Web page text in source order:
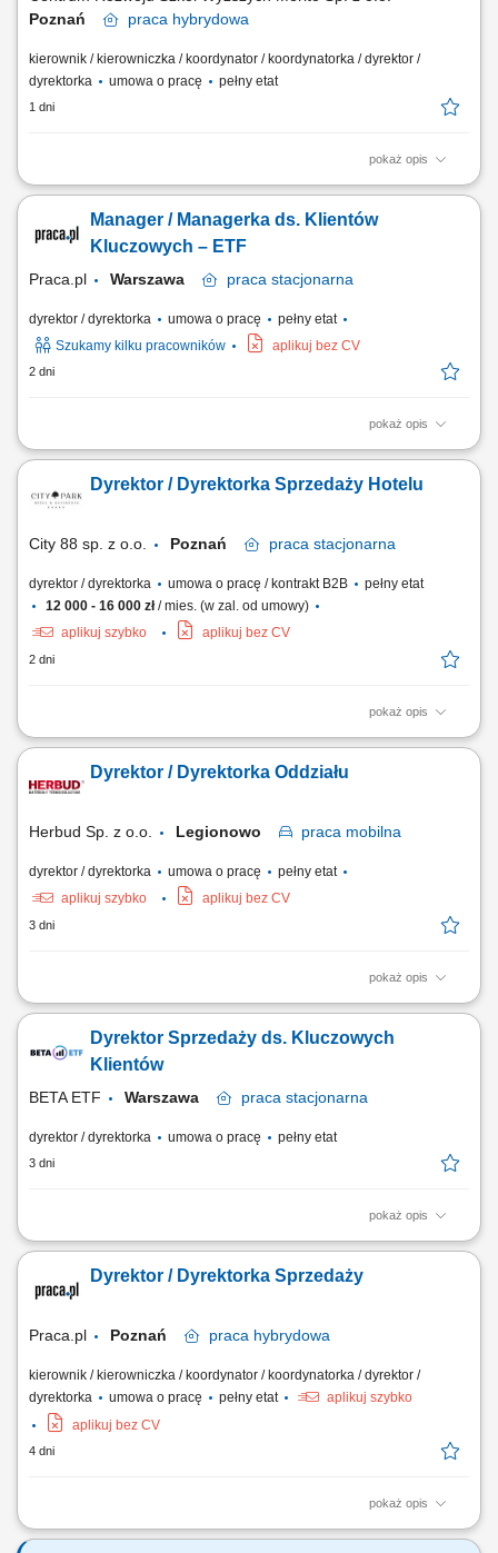
Poznań
praca hybrydowa
kierownik / kierowniczka / koordynator / koordynatorka / dyrektor /
dyrektorka
umowa o pracę pełny etat
1 dni
pokaż opis
Zakres obowiązków: Współtworzenie i realizacja strategii sprzedaży
oraz inicjatyw wspierających rozwój sprzedaży. Tworzenie polityk
sprzedażowych i cenowych (w tym narzędzi do promocji).
Manager / Managerka ds. Klientów
Kluczowych – ETF
Praca.pl Warszawa praca stacjonarna
dyrektor / dyrektorka umowa o pracę
pełny etat
Szukamy kilku pracowników
aplikuj bez CV
2 dni
pokaż opis
Opis stanowiska Odpowiedzialność za rozwój biznesu w obszarze
instytucjonalnymi oraz partnerami biznesowymi. Realizacja strategii
sprzedażowej i zwiększanie wartości aktywów powierzonych produktów.
Dyrektor / Dyrektorka Sprzedaży Hotelu
City 88 sp. z o.o. Poznań praca stacjonarna
dyrektor / dyrektorka umowa o pracę / kontrakt B2B
pełny etat
12 000 - 16 000 zł/ mies. (w zal. od umowy)
aplikuj szybko
aplikuj bez CV
2 dni
pokaż opis
Odpowiedzialność za realizację strategii sprzedażowej hotelu oraz
konferencji, eventów, gastronomii i usług dodatkowych; Aktywne
pozyskiwanie nowych klientów w segmentach corporate, MICE, leisure,
Dyrektor / Dyrektorka Oddziału
Herbud Sp. z o.o. Legionowo praca mobilna
dyrektor / dyrektorka umowa o pracę
pełny etat
aplikuj szybko
aplikuj bez CV
3 dni
pokaż opis
Opis stanowiska Kompleksowe zarządzanie codzienną pracą oraz
Koordynowanie działań zespołu handlowców, wyznaczanie celów
sprzedażowych oraz bieżący monitoring trendów rynkowych.
Dyrektor Sprzedaży ds. Kluczowych
Klientów
BETA ETF Warszawa praca stacjonarna
dyrektor / dyrektorka umowa o pracę pełny etat
3 dni
pokaż opis
Twoja misja, czyli czym będziesz się zajmować: Partnerstwo na lata:
Utrzymujemy najwyższe standardy, ale stawiamy na partnerski model
współpracy. Rozwój biznesu: Drive'owanie sprzedaży produktów BETA
Dyrektor / Dyrektorka Sprzedaży
Praca.pl Poznań praca hybrydowa
kierownik / kierowniczka / koordynator / koordynatorka / dyrektor /
dyrektorka
umowa o pracę pełny etat
aplikuj szybko
aplikuj bez CV
4 dni
pokaż opis
Zakres obowiązków: Tworzenie i realizacja strategii sprzedaży B2C,